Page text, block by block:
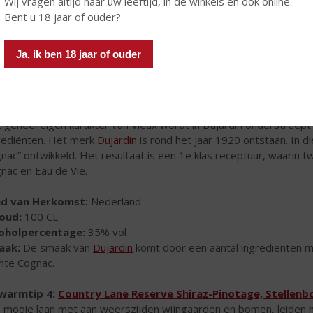
Bent u 18 jaar of ouder?
Ja, ik ben 18 jaar of ouder
70 CL
30% vol
geheel eigen karakter van Vieux wordt in Dujardin
Het merk Dujardin is rond het jaar 1920 ontstaan. In
ontwikkeld. Het resultaat is een 1e klas receptuur, waarin
en Eau de Vie.
van Herkomst: Nederland
100 CL
35% vol
De smaak van Dujardin komt door een aantal ingrediënten
Cognac.
4: Country Lane Reserve Shiraz-Pinotage,
mooie laan met aan weerszijden wijngaarden en bomen, leiden